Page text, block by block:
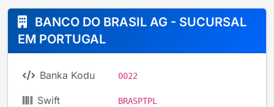
BANCO DO BRASIL AG - SUCURSAL
EM PORTUGAL
Banka Kodu 0022
Swift BRASPTPL